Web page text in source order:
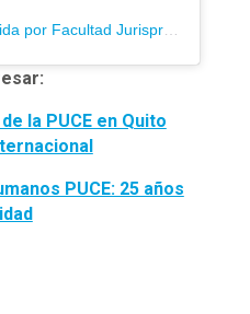
Una publicación compartida por Facultad Jurisprudencia PUCE (@jurisprudenciapuce)
la PUCE en Quito
PUCE: 25 años